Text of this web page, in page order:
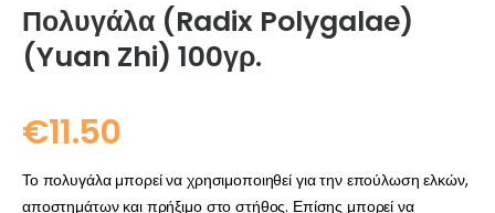
Πολυγάλα (Radix Polygalae)
(Yuan Zhi) 100γρ.
€11.50
Το πολυγάλα μπορεί να χρησιμοποιηθεί για την επούλωση ελκών,
αποστημάτων και πρήξιμο στο στήθος. Επίσης μπορεί να